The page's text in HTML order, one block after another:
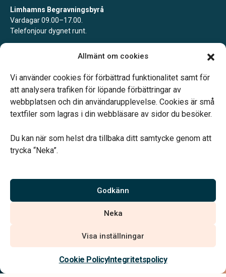
Allmänt om cookies
Vi använder cookies för förbättrad funktionalitet samt för
att analysera trafiken för löpande förbättringar av
webbplatsen och din användarupplevelse. Cookies är små
textfiler som lagras i din webbläsare av sidor du besöker.
Du kan när som helst dra tillbaka ditt samtycke genom att
trycka “Neka”.
Godkänn
Neka
Visa inställningar
Cookie PolicyIntegritetspolicy
Kontakta oss
Limhamns Begravningsbyrå
Vardagar 09.00–17.00.
Telefonjour dygnet runt.
Limhamns Begravningsbyrå Värnhem
Telefonjour dygnet runt.
Vårt systerbolag Verahill hjälper dig med familjejuridiken –
Vi är auktoriserade av Sveriges Begravningsbyråers Förbund och
har högt ställda krav på utbildning, kvalitet, miljö och arbetsmiljö.